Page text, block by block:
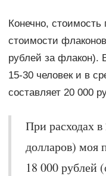
Конечно, стоимость
стоимости
рублей за флакон).
15-30 человек и в
составляет 20 000
При расходах
долларов) моя
18 000 рублей